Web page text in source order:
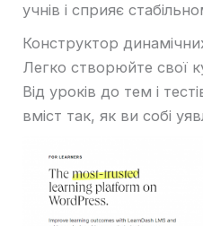
учнів і сприяє
Конструктор
Легко створюйте свої
Від уроків до тем і
вміст так, як ви собі